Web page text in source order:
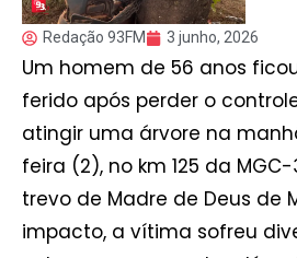
Redação 93FM 3 junho, 2026
Um homem de 56 anos
ferido após perder o
atingir uma árvore na
feira (2), no km 125 da
trevo de Madre de Deus de
impacto, a vítima sofreu